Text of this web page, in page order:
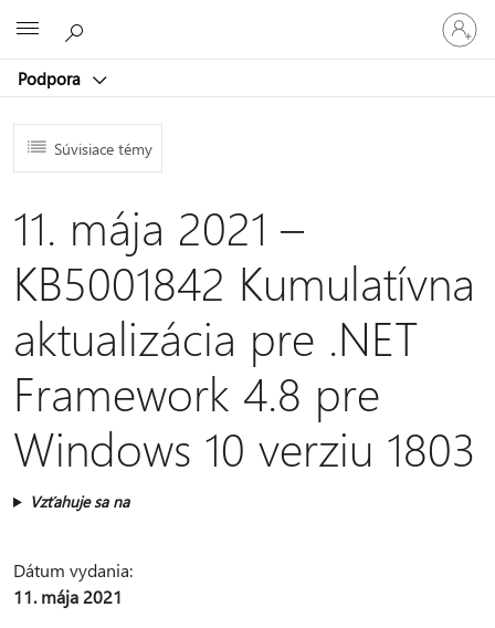
Podpora
Prihláste
sa
k
kontu
Súvisiace témy
11. mája 2021 –
KB5001842 Kumulatívna
aktualizácia pre .NET
Framework 4.8 pre
Windows 10 verziu 1803
Vzťahuje sa na
Dátum vydania:
11. mája 2021